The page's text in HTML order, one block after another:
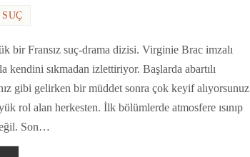
SUÇ
bir Fransız suç-drama dizisi. Virginie Brac imzalı
kendini sıkmadan izlettiriyor. Başlarda abartılı
gibi gelirken bir müddet sonra çok keyif alıyorsunuz
rol alan herkesten. İlk bölümlerde atmosfere ısınıp
Son…